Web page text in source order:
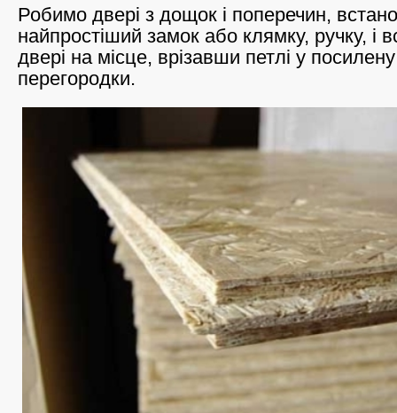
Робимо двері з дощок і поперечин,
найпростіший замок або клямку, ручку, і
двері на місце, врізавши петлі у
перегородки.